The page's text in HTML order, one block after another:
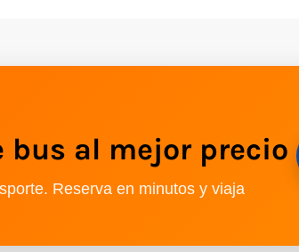
bus al mejor precio
Reserva en minutos y viaja